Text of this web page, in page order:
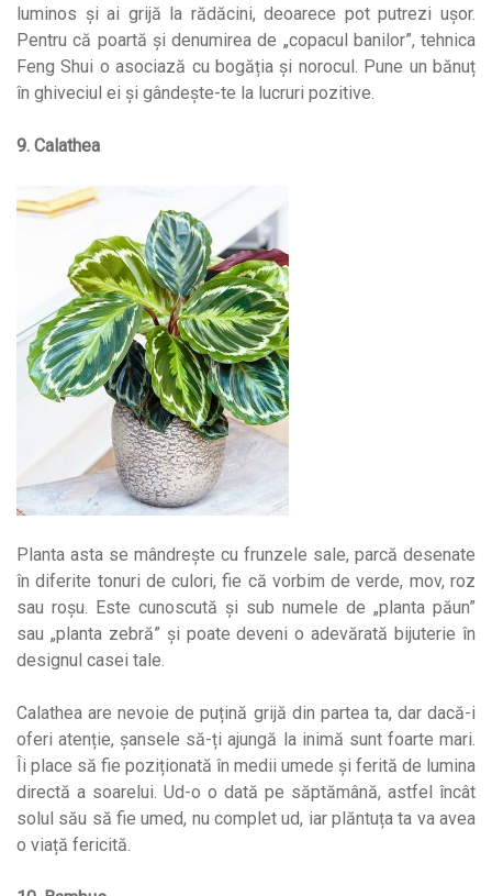
luminos și ai grijă la rădăcini, deoarece pot putrezi ușor.
Pentru că poartă și denumirea de „copacul banilor”, tehnica
Feng Shui o asociază cu bogăția și norocul. Pune un bănuț
în ghiveciul ei și gândește-te la lucruri pozitive.
9. Calathea
Planta asta se mândrește cu frunzele sale, parcă desenate
în diferite tonuri de culori, fie că vorbim de verde, mov, roz
sau roșu. Este cunoscută și sub numele de „planta păun”
sau „planta zebră” și poate deveni o adevărată bijuterie în
designul casei tale.
Calathea are nevoie de puțină grijă din partea ta, dar dacă-i
oferi atenție, șansele să-ți ajungă la inimă sunt foarte mari.
Îi place să fie poziționată în medii umede și ferită de lumina
directă a soarelui. Ud-o o dată pe săptămână, astfel încât
solul său să fie umed, nu complet ud, iar plăntuța ta va avea
o viață fericită.